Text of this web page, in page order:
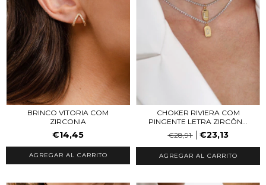
BRINCO VITORIA COM
ZIRCONIA
€14,45
AGREGAR AL CARRITO
CHOKER RIVIERA COM
PINGENTE LETRA ZIRCÔN...
€28,91
€23,13
AGREGAR AL CARRITO